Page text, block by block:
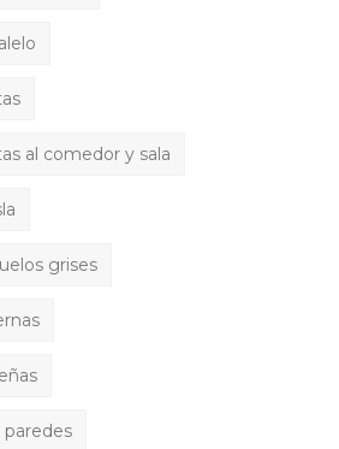
al comedor y sala
grises
paredes